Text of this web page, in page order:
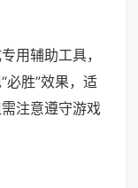
用辅助工具，
必胜”效果，适
注意遵守游戏